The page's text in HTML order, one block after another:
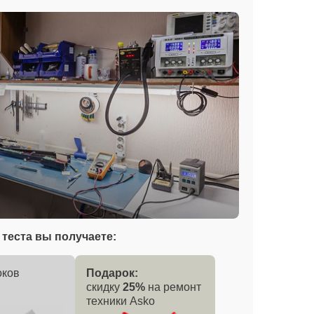
вы получаете:
Подарок:
скидку 25% на ремонт
техники Asko